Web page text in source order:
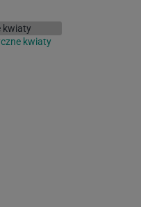
kwiaty